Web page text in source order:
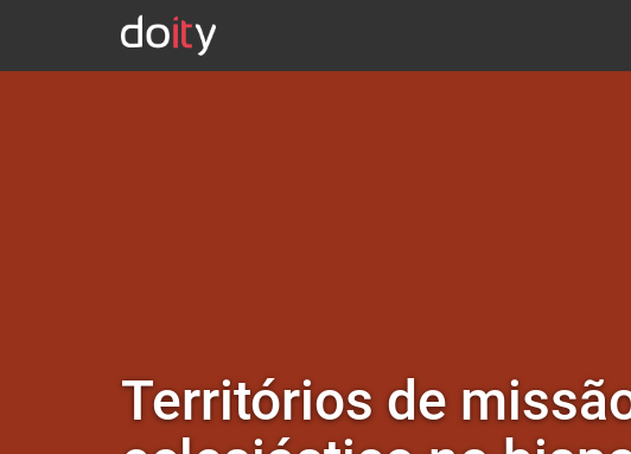
Territórios de